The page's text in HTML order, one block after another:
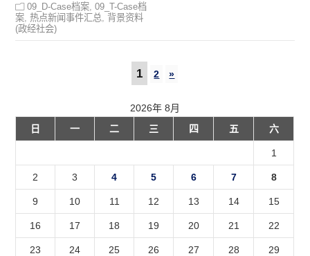
09_D-Case档案 ,09_T-Case档
案 ,热点新闻事件汇总
背景资料
(政经社会)
1 2 »
2026年 8月
日
一 二 三 四 五 六
1
2 3 4 5 6 7 8
9 10 11 12 13 14 15
16 17 18 19 20 21 22
23 24 25 26 27 28 29